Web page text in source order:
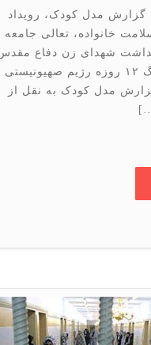
کودک، رویداد
تعالی جامعه با
شهدای زن دفاع مقدس و
زن جنگ ۱۲ روزه رژیم صهیونیستی
کودک به نقل از
31
آگوست